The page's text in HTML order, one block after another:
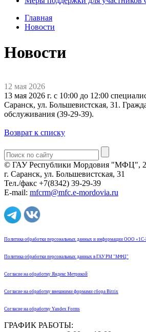
Главная
Новости
Новости
12 мая 2026
13 мая 2026 г. с 10:00 до 12:00
Саранск, ул. Большевистская, 31.
обслуживания (39-29-39).
Возврат к списку
© ГАУ Республики Мордовия "МФЦ",
г. Саранск, ул. Большевистская, 31
Тел./факс +7(8342) 39-29-39
E-mail: mfcrm@mfc.e-mordovia.ru
Политика обработки персональных данных и информации ООО «1С-
Политика обработки персональных данных в ГАУ РМ "МФЦ"
Согласие на обработку Яндекс Метрикой
Согласие на обработку внешними формами сбора Bitrix
Согласие на обработку Yandex Forms
ГРАФИК РАБОТЫ: